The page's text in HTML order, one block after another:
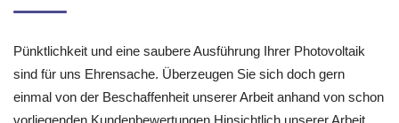
Pünktlichkeit und eine saubere Ausführung Ihrer Photovoltaik
sind für uns Ehrensache. Überzeugen Sie sich doch gern